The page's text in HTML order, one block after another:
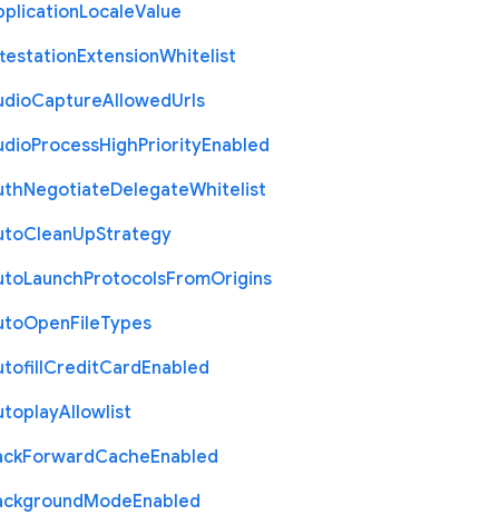
LocaleValue
ExtensionWhitelist
CaptureAllowedUrls
ProcessHighPriorityEnabled
NegotiateDelegateWhitelist
CleanUpStrategy
LaunchProtocolsFromOrigins
OpenFileTypes
CreditCardEnabled
Allowlist
ForwardCacheEnabled
ModeEnabled